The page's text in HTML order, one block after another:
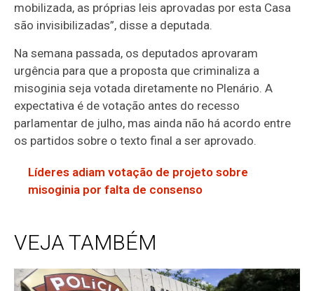
mobilizada, as próprias leis aprovadas por esta Casa
são invisibilizadas”, disse a deputada.
Na semana passada, os deputados aprovaram
urgência para que a proposta que criminaliza a
misoginia seja votada diretamente no Plenário. A
expectativa é de votação antes do recesso
parlamentar de julho, mas ainda não há acordo entre
os partidos sobre o texto final a ser aprovado.
Líderes adiam votação de projeto sobre
misoginia por falta de consenso
VEJA TAMBÉM